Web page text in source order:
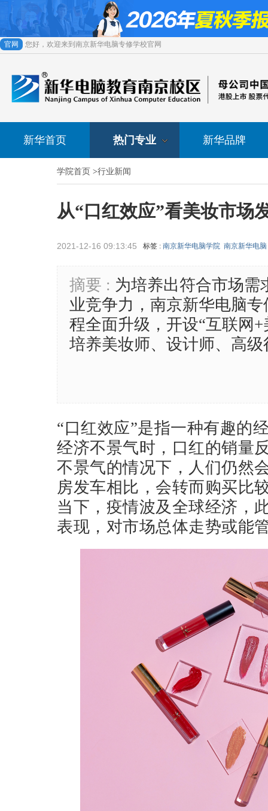
官网 您好，欢迎来到南京新华电脑专修学校官网
新华首页 热门专业 新华品牌
学院首页 >行业新闻
从“口红效应”看美妆市场
2021-12-16 09:13:45 标签 : 南京新华电脑学院 南京新华电脑
摘要 : 为培养出符合市场需
业竞争力，南京新华电脑
程全面升级，开设“互联网
培养美妆师、设计师、高
“口红效应”是指一种有趣的
经济不景气时，口红的销量
不景气的情况下，人们仍然
房发车相比，会转而购买比
当下，疫情波及全球经济，
表现，对市场总体走势或能